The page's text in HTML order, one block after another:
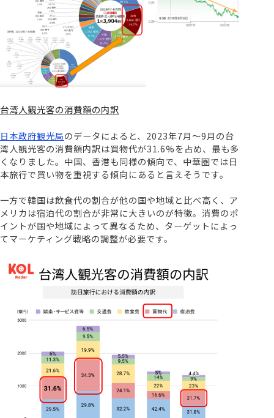
台湾人観光客の消費額の内訳
日本政府観光局のデータによると、2023年7月〜9月の台
湾人観光客の消費額内訳は買物代が31.6%を占め、最も多
くなりました。中国、香港も同様の傾向で、中華圏では日
本旅行で買い物を重視する傾向にあると言えそうです。
一方で韓国は飲食代の割合が他の国や地域と比べ高く、ア
メリカは宿泊代の割合が非常に大きいのが特徴。消費のポ
イントが国や地域によって異なるため、ターゲットによっ
てマーケティング戦略の調整が必要です。